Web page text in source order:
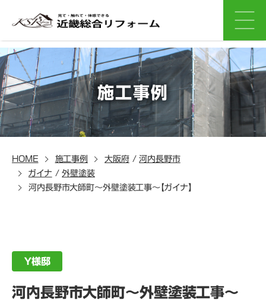
施工事例
HOME 施工事例 大阪府/河内長野市
ガイナ /外壁塗装
河内長野市大師町～外壁塗装工事～【ガイナ】
Ｙ様邸
河内長野市大師町～外壁塗装工事～